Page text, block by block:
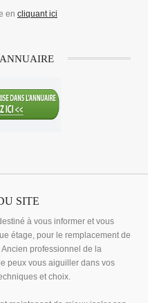
en cliquant ici
SITE
à vous informer et vous
étage, pour le remplacement de
Ancien professionnel de la
peux vous aiguiller dans vos
et choix.